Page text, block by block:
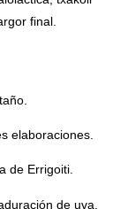
final.
elaboraciones.
de Errigoiti.
de uva.